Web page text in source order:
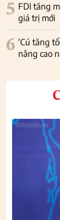
5 FDI tăng
giá trị mới
6 'Cú tăng
nâng cao